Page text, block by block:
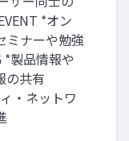
*オン
ミナーや勉強
*製品情報や
の共有
・ネットワ